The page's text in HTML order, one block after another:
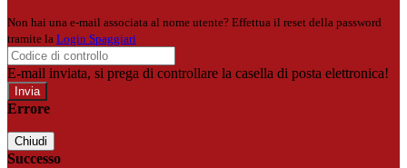
Non hai una e-mail associata al nome utente? Effettua il reset della password
tramite la Login Spaggiari
E-mail inviata, si prega di controllare la casella di posta elettronica!
Errore
Chiudi
Successo